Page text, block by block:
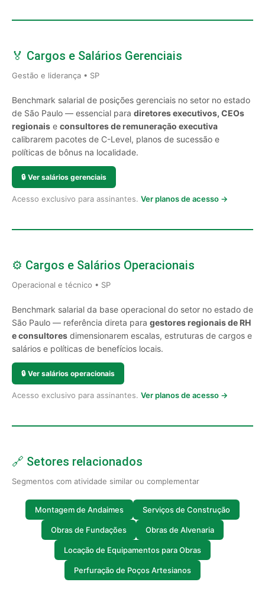
🏅 Cargos e Salários Gerenciais
Gestão e liderança • SP
Benchmark salarial de posições gerenciais no setor no estado
de São Paulo — essencial para diretores executivos, CEOs
regionais e consultores de remuneração executiva
calibrarem pacotes de C-Level, planos de sucessão e
políticas de bônus na localidade.
🔒 Ver salários gerenciais
Acesso exclusivo para assinantes. Ver planos de acesso →
⚙️ Cargos e Salários Operacionais
Operacional e técnico • SP
Benchmark salarial da base operacional do setor no estado de
São Paulo — referência direta para gestores regionais de RH
e consultores dimensionarem escalas, estruturas de cargos e
salários e políticas de benefícios locais.
🔒 Ver salários operacionais
Acesso exclusivo para assinantes. Ver planos de acesso →
🔗 Setores relacionados
Segmentos com atividade similar ou complementar
Montagem de Andaimes Serviços de Construção
Obras de Fundações Obras de Alvenaria
Locação de Equipamentos para Obras
Perfuração de Poços Artesianos